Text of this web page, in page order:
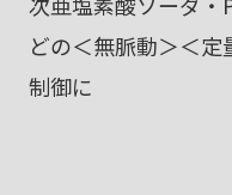
どの＜無脈動＞＜
制御に